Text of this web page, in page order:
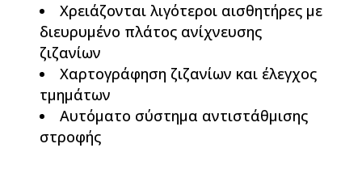
Χρειάζονται λιγότεροι αισθητήρες με
διευρυμένο πλάτος ανίχνευσης
ζιζανίων
Χαρτογράφηση ζιζανίων και έλεγχος
τμημάτων
Αυτόματο σύστημα αντιστάθμισης
στροφής